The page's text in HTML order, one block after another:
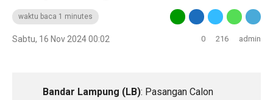
waktu baca 1 minutes
Sabtu, 16 Nov 2024 00:02 0 216 admin
Bandar Lampung (LB): Pasangan Calon